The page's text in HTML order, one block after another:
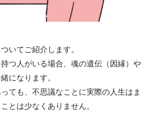
いてご紹介します。
つ人がいる場合、魂の遺伝（因縁）や
になります。
ても、不思議なことに実際の人生はま
とは少なくありません。